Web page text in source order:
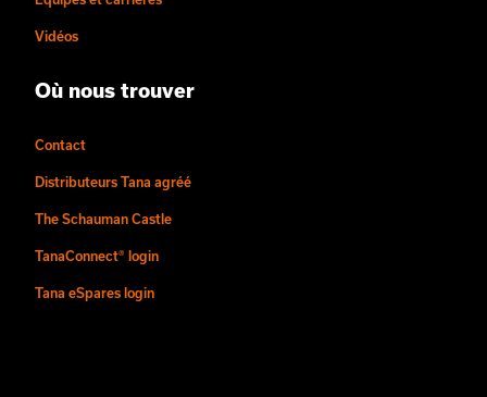
Vidéos
Où nous trouver
Contact
Distributeurs Tana agréé
The Schauman Castle
TanaConnect® login
Tana eSpares login